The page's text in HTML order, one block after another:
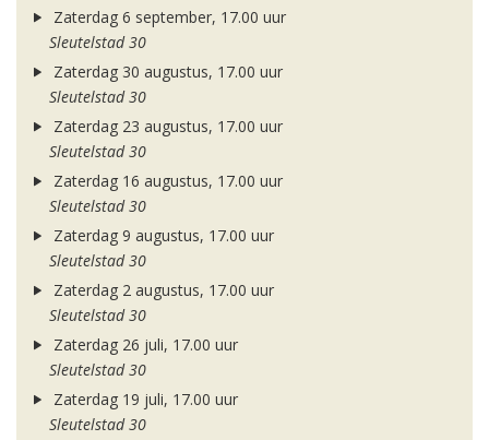
Zaterdag 6 september, 17.00 uur
Sleutelstad 30
Zaterdag 30 augustus, 17.00 uur
Sleutelstad 30
Zaterdag 23 augustus, 17.00 uur
Sleutelstad 30
Zaterdag 16 augustus, 17.00 uur
Sleutelstad 30
Zaterdag 9 augustus, 17.00 uur
Sleutelstad 30
Zaterdag 2 augustus, 17.00 uur
Sleutelstad 30
Zaterdag 26 juli, 17.00 uur
Sleutelstad 30
Zaterdag 19 juli, 17.00 uur
Sleutelstad 30